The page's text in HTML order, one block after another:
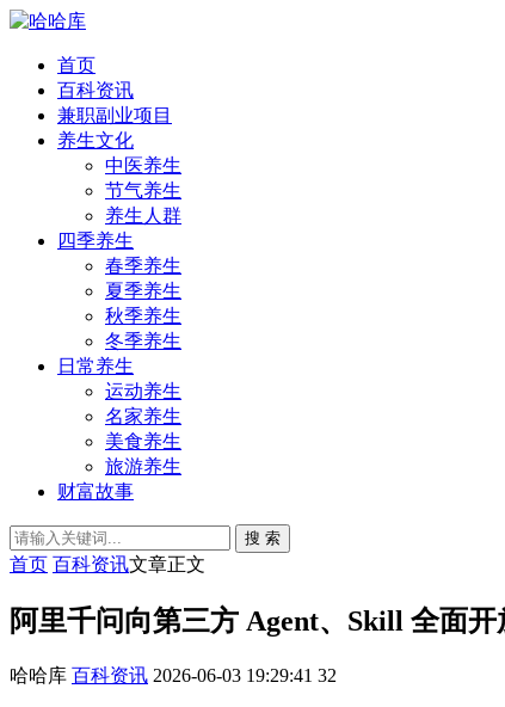
首页
百科资讯
兼职副业项目
养生文化
中医养生
节气养生
养生人群
四季养生
春季养生
夏季养生
秋季养生
冬季养生
日常养生
运动养生
名家养生
美食养生
旅游养生
财富故事
搜 索
首页 百科资讯文章正文
阿里千问向第三方 Agent、Skill 全面
哈哈库 百科资讯 2026-06-03 19:29:41 32